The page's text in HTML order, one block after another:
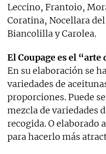
Leccino, Frantoio,
Coratina, Nocellara
Biancolilla y Carolea.
El Coupage es el “arte
En su elaboración se
variedades de
proporciones. Puede
mezcla de variedades
recogida. O elaborado
para hacerlo más